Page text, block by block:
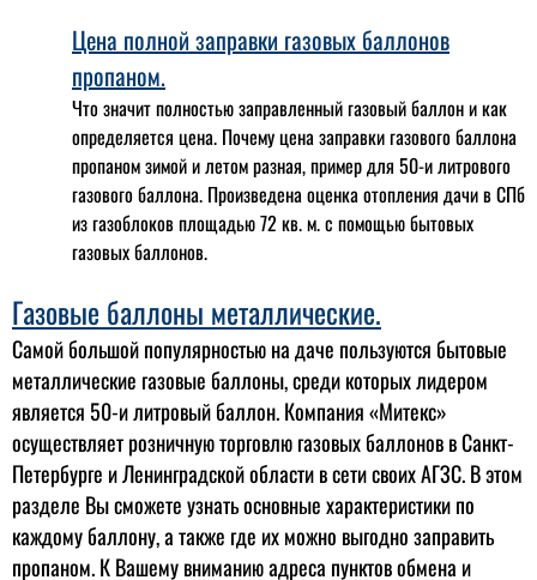
Цена полной заправки газовых баллонов
пропаном.
Что значит полностью заправленный газовый баллон и как
определяется цена. Почему цена заправки газового баллона
пропаном зимой и летом разная, пример для 50-и литрового
газового баллона. Произведена оценка отопления дачи в СПб
из газоблоков площадью 72 кв. м. с помощью бытовых
газовых баллонов.
Газовые баллоны металлические.
Самой большой популярностью на даче пользуются бытовые
металлические газовые баллоны, среди которых лидером
является 50-и литровый баллон. Компания «Митекс»
осуществляет розничную торговлю газовых баллонов в Санкт-
Петербурге и Ленинградской области в сети своих АГЗС. В этом
разделе Вы сможете узнать основные характеристики по
каждому баллону, а также где их можно выгодно заправить
пропаном. К Вашему вниманию адреса пунктов обмена и